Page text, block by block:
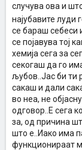
случува ова и
најубавите луди
се бараш себеси
се појавува тој
хемија сега за
секогаш да го
љубов..Јас би ти
сакаш и дали
во неа, не
одговор..Е сега
за, од причина
што е..Иако има
функционираат